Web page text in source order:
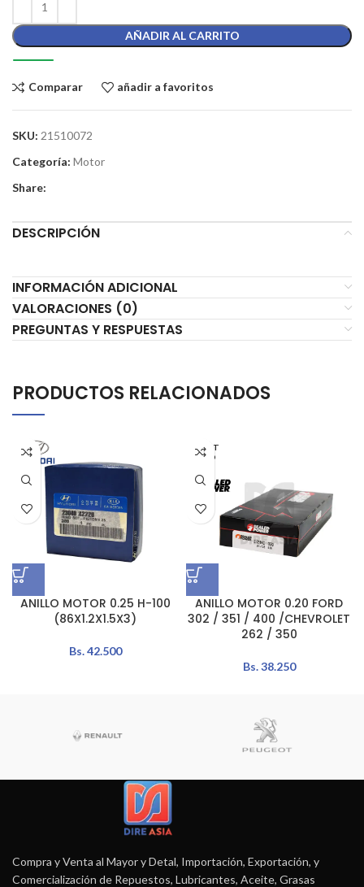
AÑADIR AL CARRITO
Comparar añadir a favoritos
SKU: 21510072
Categoría: Motor
Share:
DESCRIPCIÓN
INFORMACIÓN ADICIONAL
VALORACIONES (0)
PREGUNTAS Y RESPUESTAS
PRODUCTOS RELACIONADOS
ANILLO MOTOR 0.25 H-100
(86X1.2X1.5X3)
Bs.42.500
AGOT
ADO
ANILLO MOTOR 0.20 FORD
302 / 351 / 400 /CHEVROLET
262 / 350
Bs.38.250
Compra y Venta al Mayor y Detal, Importación, Exportación, y
Comercialización de Repuestos, Lubricantes, Aceite, Grasas